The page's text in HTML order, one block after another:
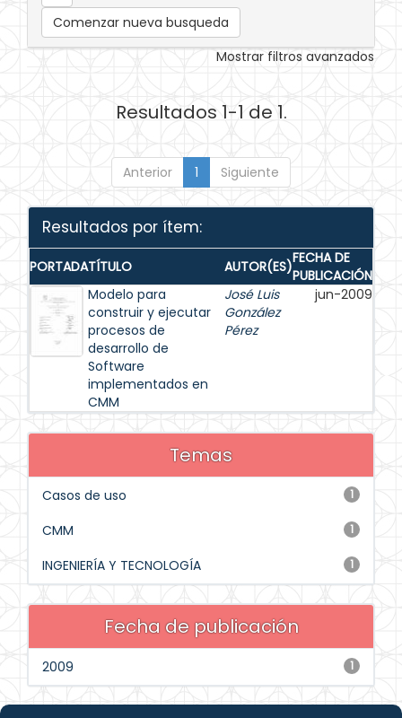
Comenzar nueva busqueda
Mostrar filtros avanzados
Resultados 1-1 de 1.
Anterior 1 Siguiente
Resultados por ítem:
PORTADATÍTULO AUTOR(ES)FECHA DE
PUBLICACIÓN
Modelo para
construir y ejecutar
procesos de
desarrollo de
Software
implementados en
CMM
José Luis
González
Pérez
jun-2009
Temas
1
Casos de uso
1
CMM
1
INGENIERÍA Y TECNOLOGÍA
Fecha de publicación
1
2009